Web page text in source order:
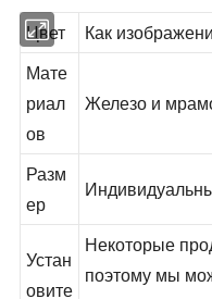
Цвет
Как
Мате
риал
ов
Разм
ер
Устан
Некоторые